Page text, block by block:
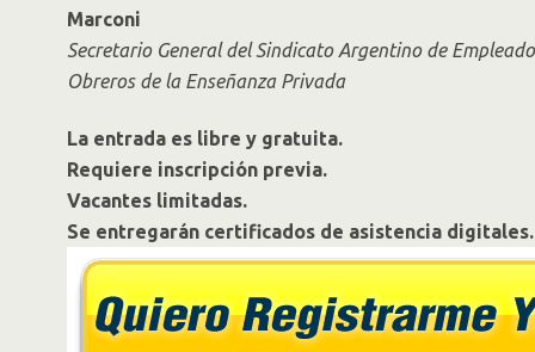
Marconi
Secretario General del Sindicato Argentino de
Obreros de la Enseñanza Privada
La entrada es libre y gratuita.
Requiere inscripción previa.
Vacantes limitadas.
Se entregarán certificados de asistencia digitales.